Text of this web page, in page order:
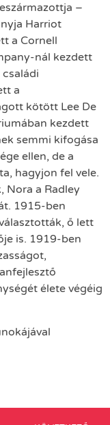
–
Harriot
a Cornell
nál kezdett
a
kötött Lee De
kezdett
semmi kifogása
ellen, de a
hagyjon fel vele.
Nora a Radley
1915-ben
ő lett
is. 1919-ben
élete végéig